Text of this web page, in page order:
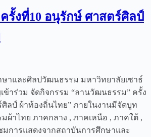
รั้งที่10 อนุรักษ์ ศาสตร์ศิลป์
าและศิลปวัฒนธรรม มหาวิทยาลัยเซาธ์
ข้าร่วม จัดกิจกรรม “ลานวัฒนธรรม” ครั้ง
ลป์ ผ้าท้องถิ่นไทย” ภายในงานมีจัดบูท
ผ้าไทย ภาคกลาง , ภาคเหนือ , ภาคใต้ ,
การแสดงจากสถาบันการศึกษาและ